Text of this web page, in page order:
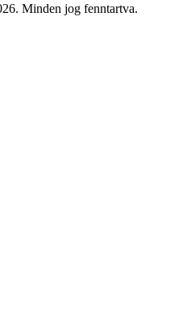
Minden jog fenntartva.